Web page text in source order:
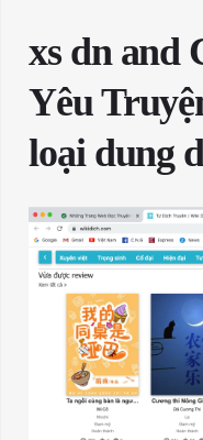
xs dn and
Yêu
loại dung